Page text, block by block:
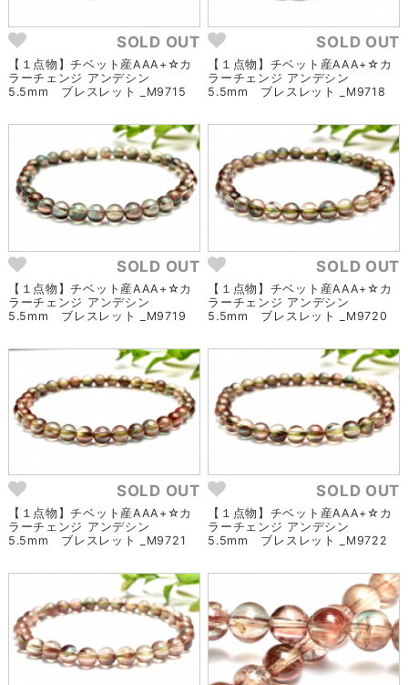
SOLD OUT
【１点物】チベット産AAA+☆カ
ラーチェンジ アンデシン
5.5mm ブレスレット _M9715
SOLD OUT
【１点物】チベット産AAA+☆カ
ラーチェンジ アンデシン
5.5mm ブレスレット _M9718
SOLD OUT
【１点物】チベット産AAA+☆カ
ラーチェンジ アンデシン
5.5mm ブレスレット _M9719
SOLD OUT
【１点物】チベット産AAA+☆カ
ラーチェンジ アンデシン
5.5mm ブレスレット _M9720
SOLD OUT
【１点物】チベット産AAA+☆カ
ラーチェンジ アンデシン
5.5mm ブレスレット _M9721
SOLD OUT
【１点物】チベット産AAA+☆カ
ラーチェンジ アンデシン
5.5mm ブレスレット _M9722